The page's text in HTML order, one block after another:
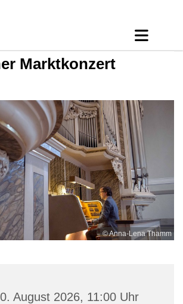
Marktkonzert
© Anna-Lena Thamm
August 2026, 11:00 Uhr